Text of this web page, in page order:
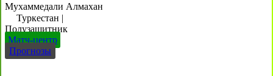
Мухаммедали Алмахан
Туркестан |
Полузащитник
Матч-центр
Прогнозы